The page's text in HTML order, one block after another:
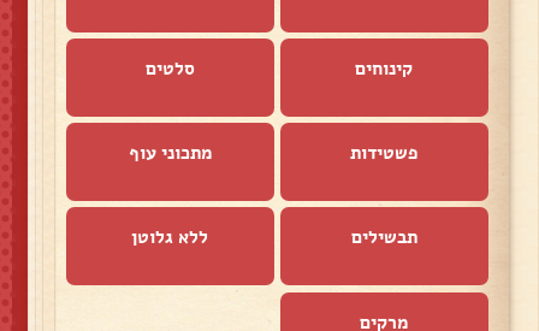
קינוחים סלטים
פשטידות מתכוני עוף
תבשילים ללא גלוטן
מרקים